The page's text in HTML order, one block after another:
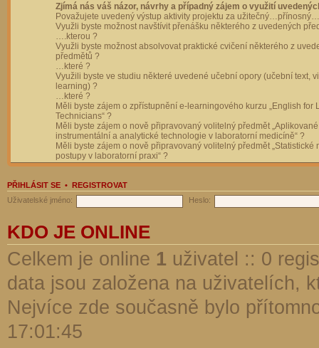
Zjímá nás váš názor, návrhy a případný zájem o využití
Považujete uvedený výstup aktivity projektu za
Využli byste možnost navštívit přenášku některého z uvedených
….kterou ?
Využli byste možnost absolvovat praktické cvičení některého z
předmětů ?
…které ?
Využili byste ve studiu některé uvedené učební opory (učební text,
learning) ?
…které ?
Měli byste zájem o zpřístupnění e-learningového kurzu „English for
Technicians“ ?
Měli byste zájem o nově připravovaný volitelný předmět „Aplikované
instrumentální a analytické technologie v laboratorní medicíně“ ?
Měli byste zájem o nově připravovaný volitelný předmět „Statistické
postupy v laboratorní praxi“ ?
PŘIHLÁSIT SE • REGISTROVAT
Uživatelské jméno:
Heslo:
KDO JE ONLINE
Celkem je online 1 uživatel :: 0
data jsou založena na uživatelích,
Nejvíce zde současně bylo
17:01:45